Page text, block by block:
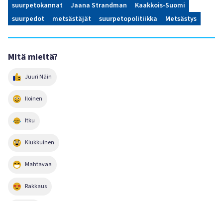
suurpetokannat
Jaana Strandman
Kaakkois-Suomi
suurpedot
metsästäjät suurpetopolitiikka Metsästys
Mitä mieltä?
Juuri Näin
Iloinen
Itku
Kiukkuinen
Mahtavaa
Rakkaus